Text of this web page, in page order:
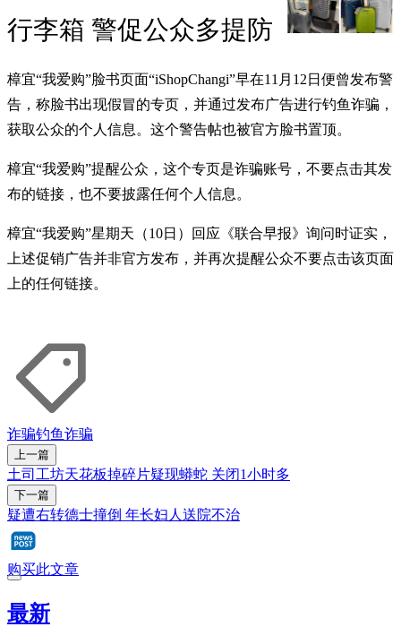
行李箱 警促公众多提防
樟宜“我爱购”脸书页面“iShopChangi”早在11月12日便曾发布警
告，称脸书出现假冒的专页，并通过发布广告进行钓鱼诈骗，
获取公众的个人信息。这个警告帖也被官方脸书置顶。
樟宜“我爱购”提醒公众，这个专页是诈骗账号，不要点击其发
布的链接，也不要披露任何个人信息。
樟宜“我爱购”星期天（10日）回应《联合早报》询问时证实，
上述促销广告并非官方发布，并再次提醒公众不要点击该页面
上的任何链接。
诈骗钓鱼诈骗
上一篇
土司工坊天花板掉碎片疑现蟒蛇 关闭1小时多
下一篇
疑遭右转德士撞倒 年长妇人送院不治
购买此文章
最新